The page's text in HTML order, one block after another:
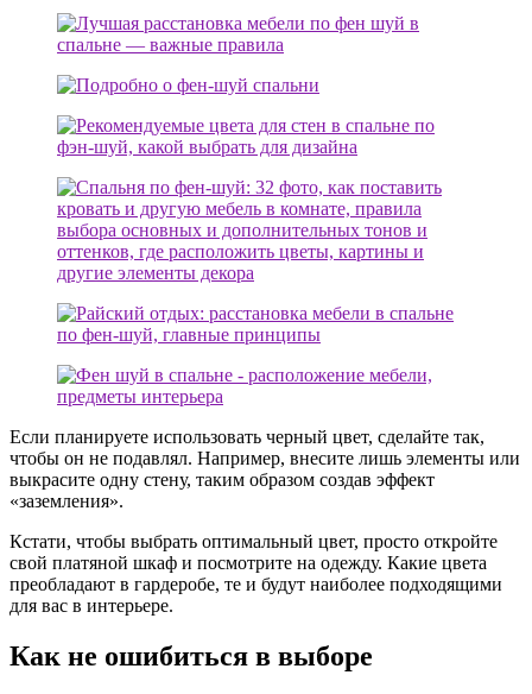
Если планируете использовать черный цвет, сделайте так,
чтобы он не подавлял. Например, внесите лишь элементы или
выкрасите одну стену, таким образом создав эффект
«заземления».
Кстати, чтобы выбрать оптимальный цвет, просто откройте
свой платяной шкаф и посмотрите на одежду. Какие цвета
преобладают в гардеробе, те и будут наиболее подходящими
для вас в интерьере.
Как не ошибиться в выборе